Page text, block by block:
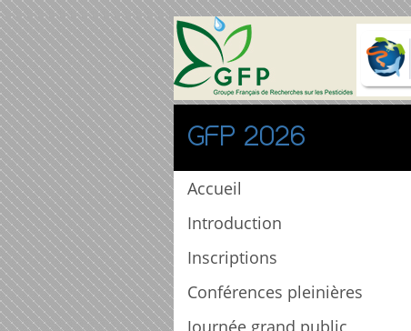
GFP 2026
Accueil
Introduction
Inscriptions
Conférences pleinières
Journée grand public